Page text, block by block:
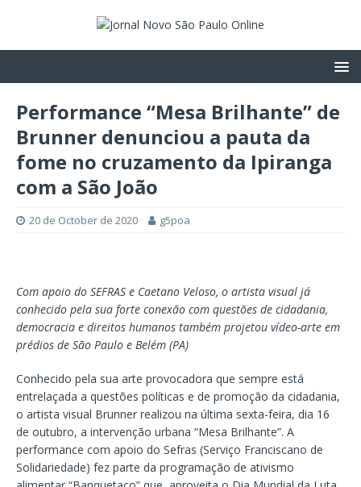
Performance “Mesa Brilhante” de
Brunner denunciou a pauta da
fome no cruzamento da Ipiranga
com a São João
20 de October de 2020 g5poa
Com apoio do SEFRAS e Caetano Veloso, o artista visual já
conhecido pela sua forte conexão com questões de cidadania,
democracia e direitos humanos também projetou vídeo-arte em
prédios de São Paulo e Belém (PA)
Conhecido pela sua arte provocadora que sempre está
entrelaçada a questões políticas e de promoção da cidadania,
o artista visual Brunner realizou na última sexta-feira, dia 16
de outubro, a intervenção urbana “Mesa Brilhante”. A
performance com apoio do Sefras (Serviço Franciscano de
Solidariedade) fez parte da programação de ativismo